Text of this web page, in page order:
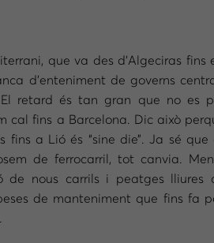
que va des d’Algeciras fins
d’enteniment de governs
retard és tan gran que no es
cal fins a Barcelona. Dic això
fins a Lió és “sine die”. Ja sé que
de ferrocarril, tot canvia.
de nous carrils i peatges lliures
de manteniment que fins fa